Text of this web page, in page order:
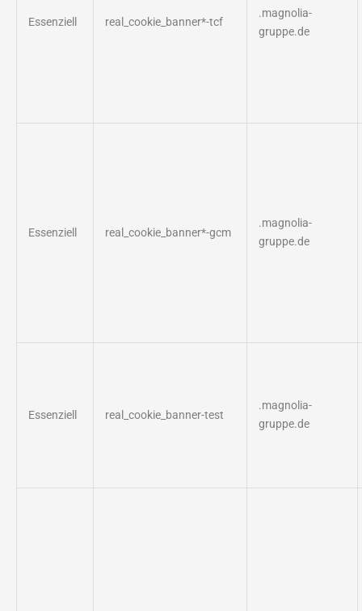
Essenziell real_cookie_banner*-tcf
.magnolia-
gruppe.de
Essenziell real_cookie_banner*-gcm
.magnolia-
gruppe.de
Essenziell real_cookie_banner-test
.magnolia-
gruppe.de